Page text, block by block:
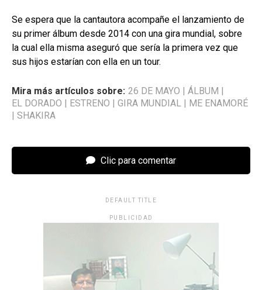
Se espera que la cantautora acompañe el lanzamiento de
su primer álbum desde 2014 con una gira mundial, sobre
la cual ella misma aseguró que sería la primera vez que
sus hijos estarían con ella en un tour.
Mira más artículos sobre: 26 DE MAYO | ÁLBUM |
EL DORADO | ESTRENO | GIRA MUNDIAL | ME ENAMORÉ
| SHAKIRA
Clic para comentar
DEFAULT TITLE
PUBLICIDAD